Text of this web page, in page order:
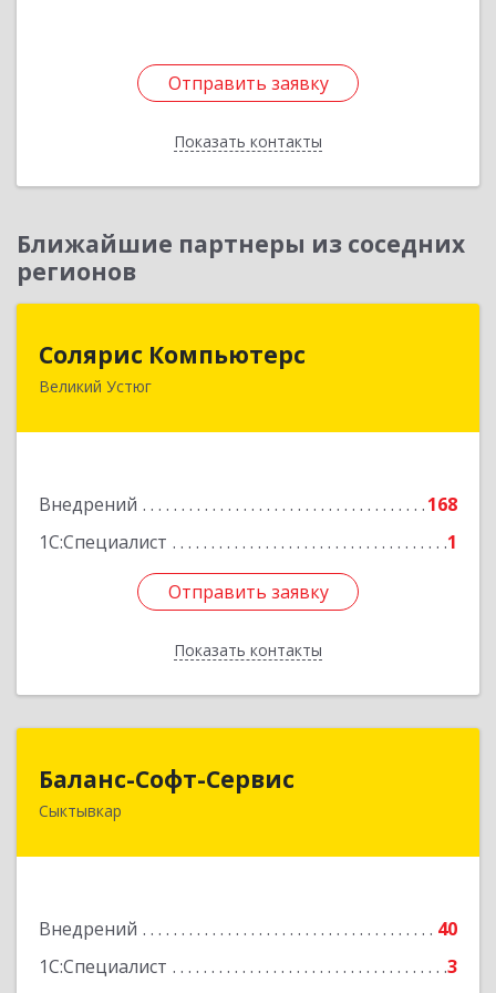
Отправить заявку
Показать контакты
Отправить заявку
Назад
Ближайшие партнеры из соседних
регионов
Солярис Компьютерс
Великий Устюг
Внедрений
168
1С:Специалист
1
Отправить заявку
Показать контакты
162390, Вологодская обл, Великий Устюг г,
Отправить заявку
Назад
Баланс-Софт-Сервис
Сыктывкар
Внедрений
40
1С:Специалист
3
167000, Коми Респ, Сыктывкар г, Первомайская